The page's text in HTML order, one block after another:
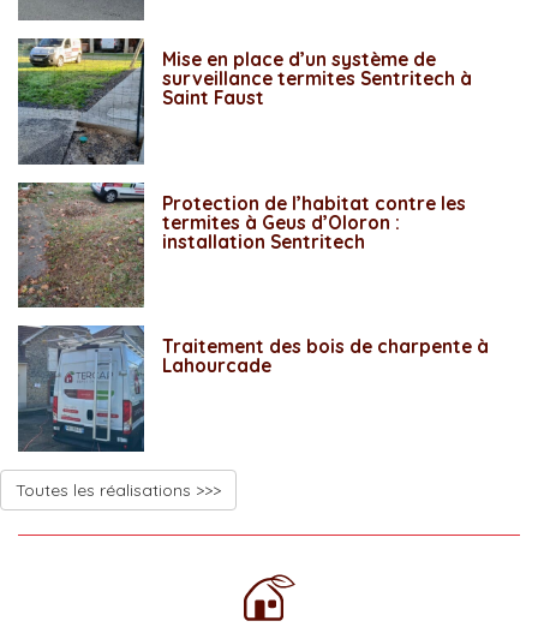
Mise en place d’un système de
surveillance termites Sentritech à
Saint Faust
Protection de l’habitat contre les
termites à Geus d’Oloron :
installation Sentritech
Traitement des bois de charpente à
Lahourcade
Toutes les réalisations >>>